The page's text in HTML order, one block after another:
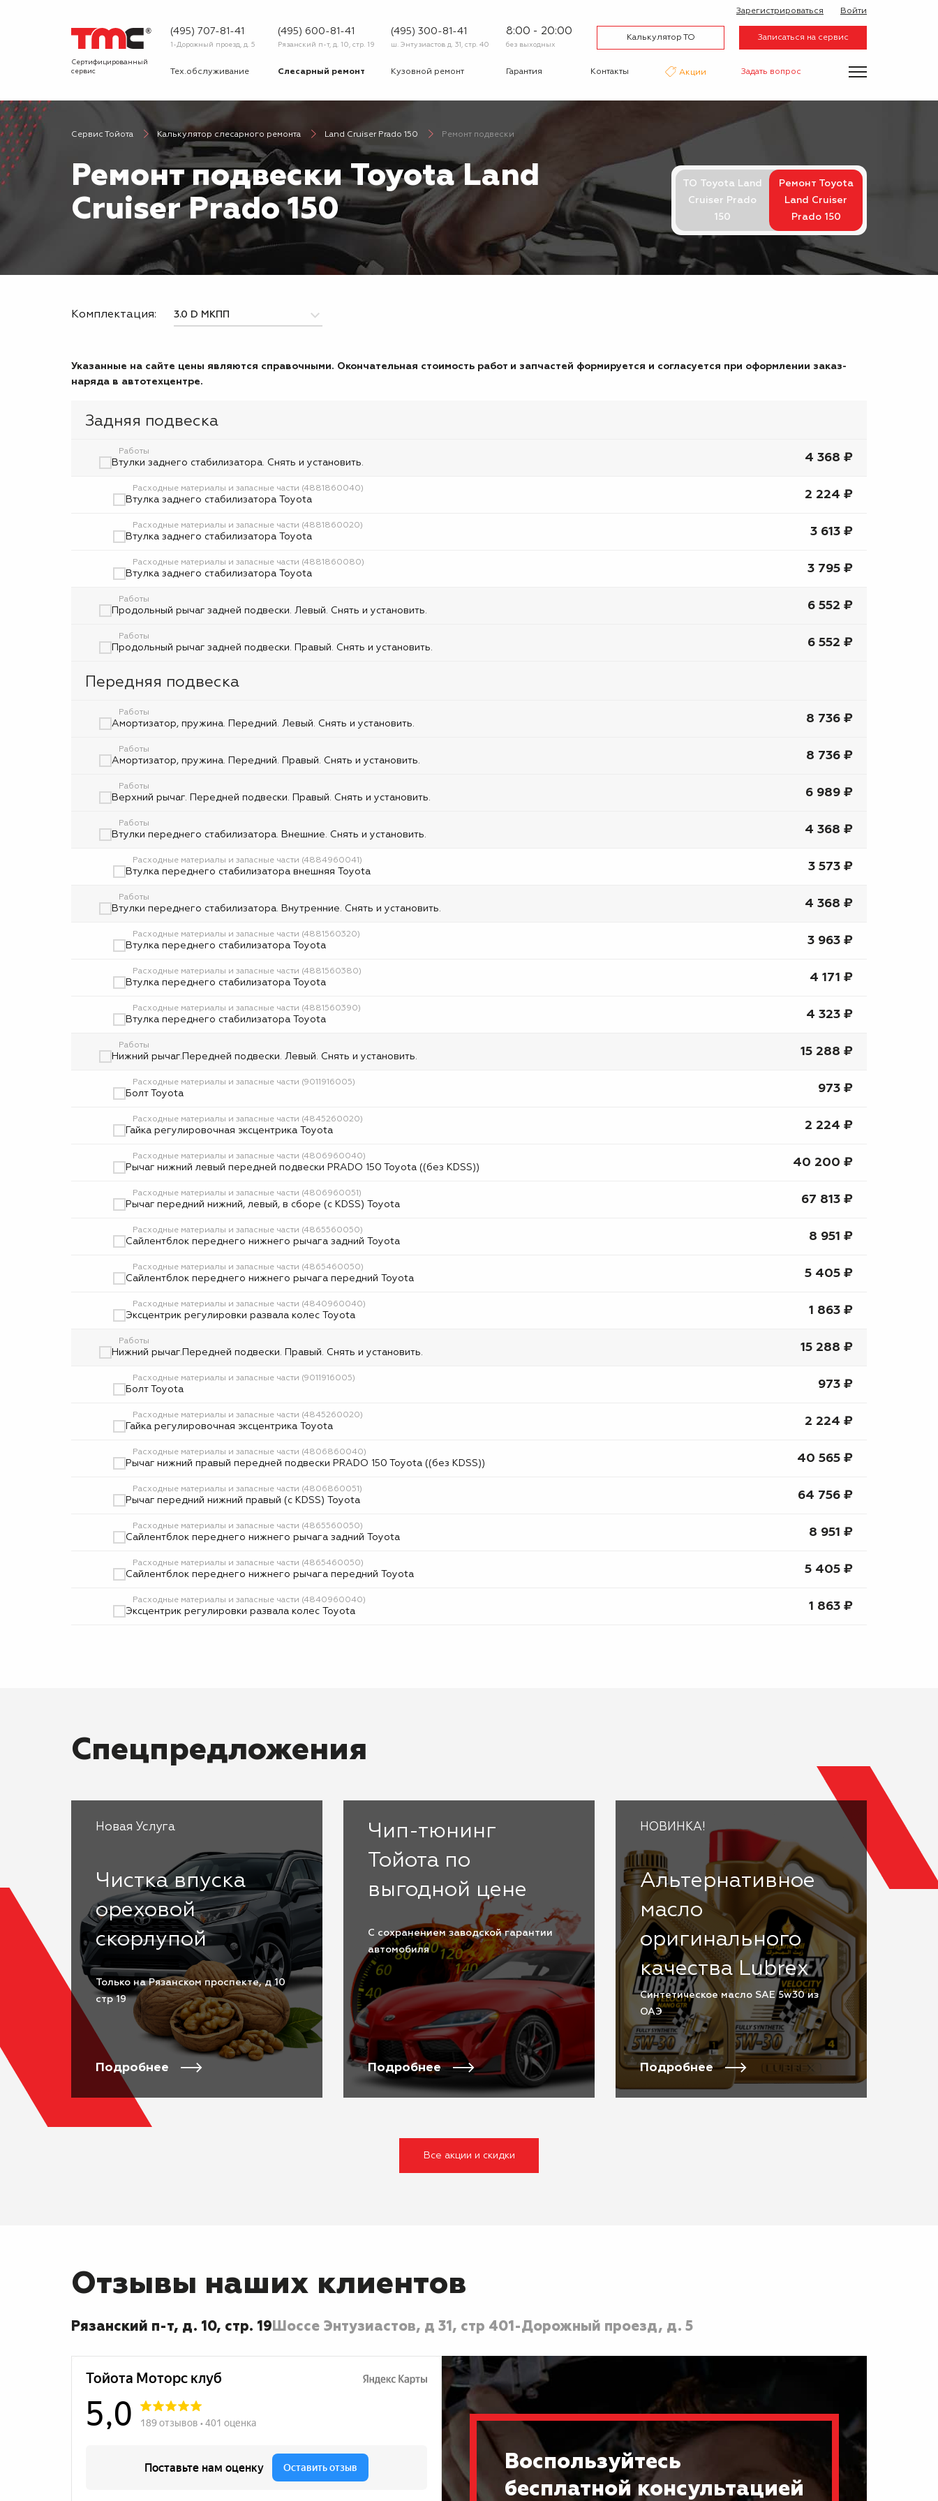
Сертифицированный
сервис
(495) 707-81-41
1-Дорожный проезд, д. 5
(495) 600-81-41
Рязанский п-т, д. 10, стр. 19
(495) 300-81-41
ш. Энтузиастов д. 31, стр. 40
8:00 - 20:00
без выходных
Калькулятор ТО Записаться на сервис
Зарегистрироваться Войти
Тех.обслуживание Слесарный ремонт Кузовной ремонт Гарантия Контакты Акции Задать вопрос
О сервисе Вопрос-ответ
клиентам
Новости Галерея Вакансии Отзывы
Сервис Тойота Калькулятор слесарного ремонта Land Cruiser Prado 150 Ремонт подвески
Ремонт подвески Toyota Land
Cruiser Prado 150
ТО Toyota Land
Cruiser Prado
150
Ремонт Toyota
Land Cruiser
Prado 150
Комплектация:
Указанные на сайте цены являются справочными. Окончательная стоимость работ и запчастей формируется и согласуется при оформлении заказ-
наряда в автотехцентре.
Задняя подвеска
Работы
Втулки заднего стабилизатора. Снять и установить. 4 368 ₽
Расходные материалы и запасные части (4881860040)
Втулка заднего стабилизатора Toyota 2 224 ₽
Расходные материалы и запасные части (4881860020)
Втулка заднего стабилизатора Toyota 3 613 ₽
Расходные материалы и запасные части (4881860080)
Втулка заднего стабилизатора Toyota 3 795 ₽
Работы
Продольный рычаг задней подвески. Левый. Снять и установить. 6 552 ₽
Работы
Продольный рычаг задней подвески. Правый. Снять и установить. 6 552 ₽
Передняя подвеска
Работы
Амортизатор, пружина. Передний. Левый. Снять и установить. 8 736 ₽
Работы
Амортизатор, пружина. Передний. Правый. Снять и установить. 8 736 ₽
Работы
Верхний рычаг. Передней подвески. Правый. Снять и установить. 6 989 ₽
Работы
Втулки переднего стабилизатора. Внешние. Снять и установить. 4 368 ₽
Расходные материалы и запасные части (4884960041)
Втулка переднего стабилизатора внешняя Toyota 3 573 ₽
Работы
Втулки переднего стабилизатора. Внутренние. Снять и установить. 4 368 ₽
Расходные материалы и запасные части (4881560320)
Втулка переднего стабилизатора Toyota 3 963 ₽
Расходные материалы и запасные части (4881560380)
Втулка переднего стабилизатора Toyota 4 171 ₽
Расходные материалы и запасные части (4881560390)
Втулка переднего стабилизатора Toyota 4 323 ₽
Работы
Нижний рычаг.Передней подвески. Левый. Снять и установить. 15 288 ₽
Расходные материалы и запасные части (9011916005)
Болт Toyota 973 ₽
Расходные материалы и запасные части (4845260020)
Гайка регулировочная эксцентрика Toyota 2 224 ₽
Расходные материалы и запасные части (4806960040)
Рычаг нижний левый передней подвески PRADO 150 Toyota ((без KDSS)) 40 200 ₽
Расходные материалы и запасные части (4806960051)
Рычаг передний нижний, левый, в сборе (с KDSS) Toyota 67 813 ₽
Расходные материалы и запасные части (4865560050)
Сайлентблок переднего нижнего рычага задний Toyota 8 951 ₽
Расходные материалы и запасные части (4865460050)
Сайлентблок переднего нижнего рычага передний Toyota 5 405 ₽
Расходные материалы и запасные части (4840960040)
Эксцентрик регулировки развала колес Toyota 1 863 ₽
Работы
Нижний рычаг.Передней подвески. Правый. Снять и установить. 15 288 ₽
Расходные материалы и запасные части (9011916005)
Болт Toyota 973 ₽
Расходные материалы и запасные части (4845260020)
Гайка регулировочная эксцентрика Toyota 2 224 ₽
Расходные материалы и запасные части (4806860040)
Рычаг нижний правый передней подвески PRADO 150 Toyota ((без KDSS)) 40 565 ₽
Расходные материалы и запасные части (4806860051)
Рычаг передний нижний правый (с KDSS) Toyota 64 756 ₽
Расходные материалы и запасные части (4865560050)
Сайлентблок переднего нижнего рычага задний Toyota 8 951 ₽
Расходные материалы и запасные части (4865460050)
Сайлентблок переднего нижнего рычага передний Toyota 5 405 ₽
Расходные материалы и запасные части (4840960040)
Эксцентрик регулировки развала колес Toyota 1 863 ₽
Спецпредложения
Новая Услуга
Чистка впуска
ореховой
скорлупой
Только на Рязанском проспекте, д 10
стр 19
Подробнее
Чип-тюнинг
Тойота по
выгодной цене
С сохранением заводской гарантии
автомобиля
Подробнее
НОВИНКА!
Альтернативное
масло
оригинального
качества Lubrex
Cинтетическое масло SAE 5w30 из
ОАЭ
Подробнее
Все акции и скидки
Отзывы наших клиентов
Рязанский п-т, д. 10, стр. 19 Шоссе Энтузиастов, д 31, стр 401-Дорожный проезд, д. 5
Воспользуйтесь
бесплатной консультацией